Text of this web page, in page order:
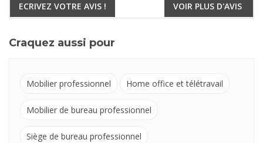
ECRIVEZ VOTRE AVIS ! VOIR PLUS D'AVIS
Craquez aussi pour
Mobilier professionnel Home office et télétravail
Mobilier de bureau professionnel
Siège de bureau professionnel